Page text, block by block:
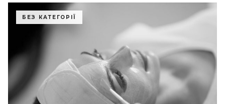
БЕЗ КАТЕГОРІЇ